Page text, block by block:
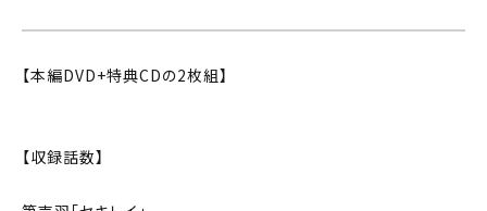
【本編DVD+特典CDの2枚組】
【収録話数】